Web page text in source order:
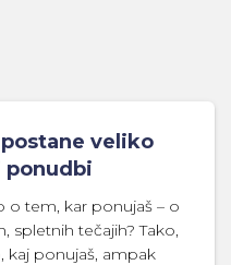
veliko
ponudbi
o tem, kar ponujaš – o
spletnih tečajih? Tako,
kaj ponujaš, ampak